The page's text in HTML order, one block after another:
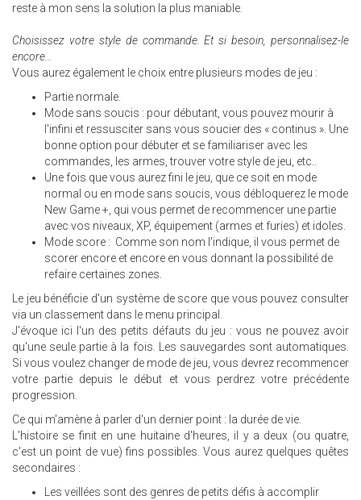
reste à mon sens la solution la plus maniable.
Choisissez votre style de commande. Et si besoin, personnalisez-le
encore...
Vous aurez également le choix entre plusieurs modes de jeu :
Partie normale.
Mode sans soucis : pour débutant, vous pouvez mourir à
l'infini et ressusciter sans vous soucier des « continus ». Une
bonne option pour débuter et se familiariser avec les
commandes, les armes, trouver votre style de jeu, etc..
Une fois que vous aurez fini le jeu, que ce soit en mode
normal ou en mode sans soucis, vous débloquerez le mode
New Game +, qui vous permet de recommencer une partie
avec vos niveaux, XP, équipement (armes et furies) et idoles.
Mode score : Comme son nom l'indique, il vous permet de
scorer encore et encore en vous donnant la possibilité de
refaire certaines zones.
Le jeu bénéficie d'un système de score que vous pouvez consulter
via un classement dans le menu principal.
J'évoque ici l'un des petits défauts du jeu : vous ne pouvez avoir
qu'une seule partie à la fois. Les sauvegardes sont automatiques.
Si vous voulez changer de mode de jeu, vous devrez recommencer
votre partie depuis le début et vous perdrez votre précédente
progression.
Ce qui m'amène à parler d'un dernier point : la durée de vie.
L'histoire se finit en une huitaine d'heures, il y a deux (ou quatre,
c'est un point de vue) fins possibles. Vous aurez quelques quêtes
secondaires :
Les veillées sont des genres de petits défis à accomplir